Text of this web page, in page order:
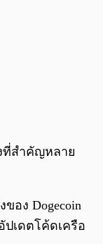
0:00 /0:00
ที่สำคัญหลาย
ของ Dogecoin
ปเดตโค้ดเครือ